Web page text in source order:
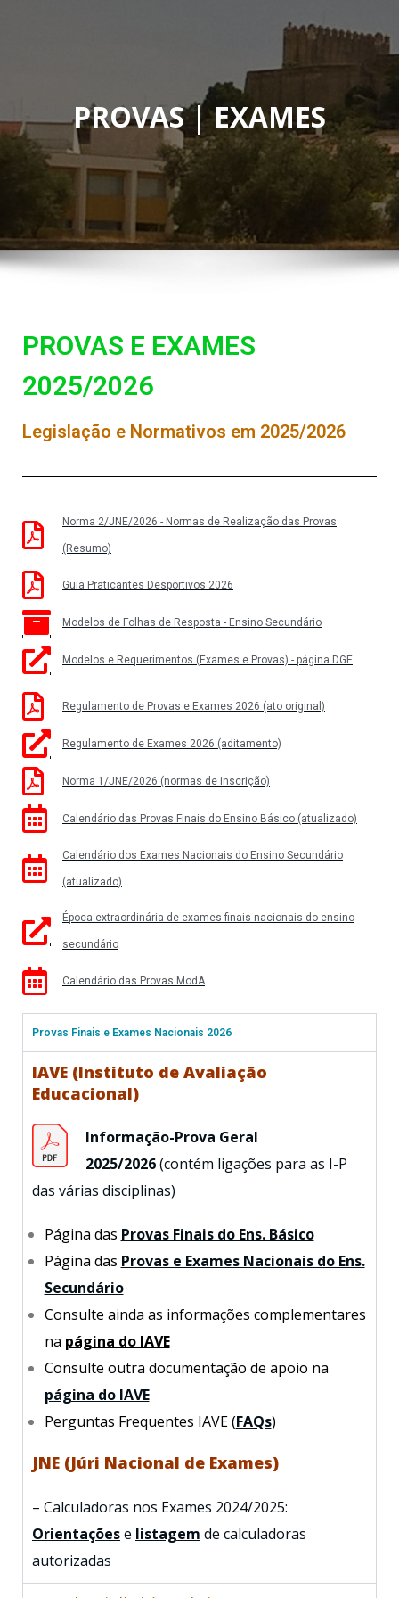
PROVAS | EXAMES
PROVAS E EXAMES
2025/2026
Legislação e Normativos em 2025/2026
Norma 2/JNE/2026 - Normas de Realização das Provas
(Resumo)
Guia Praticantes Desportivos 2026
Modelos de Folhas de Resposta - Ensino Secundário
Modelos e Requerimentos (Exames e Provas) - página DGE
Regulamento de Provas e Exames 2026 (ato original)
Regulamento de Exames 2026 (aditamento)
Norma 1/JNE/2026 (normas de inscrição)
Calendário das Provas Finais do Ensino Básico (atualizado)
Calendário dos Exames Nacionais do Ensino Secundário
(atualizado)
Época extraordinária de exames finais nacionais do ensino
secundário
Calendário das Provas ModA
Provas Finais e Exames Nacionais 2026
IAVE (Instituto de Avaliação
Educacional)
Informação-Prova Geral
2025/2026(contém ligações para as I-P
das várias disciplinas)
Página das Provas Finais do Ens. Básico
Página das Provas e Exames Nacionais do Ens.
Secundário
Consulte ainda as informações complementares
na página do IAVE
Consulte outra documentação de apoio na
página do IAVE
Perguntas Frequentes IAVE (FAQs)
JNE (Júri Nacional de Exames)
– Calculadoras nos Exames 2024/2025:
Orientaçõese listagem de calculadoras
autorizadas